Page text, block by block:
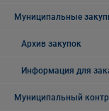
Муниципальные
Архив закупок
Информация для
Муниципальный